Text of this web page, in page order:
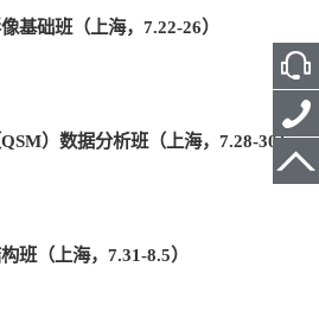
基础班（上海，7.22-26）
）数据分析班（上海，7.28-30）
班（上海，7.31-8.5）